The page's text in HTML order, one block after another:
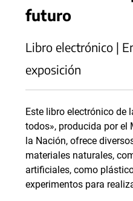
futuro
Libro electrónico |
exposición
Este libro electrónico de
todos», producida por el
la Nación, ofrece
materiales naturales,
artificiales, como
experimentos para